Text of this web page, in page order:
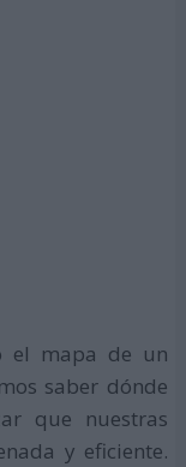
el mapa de un
saber dónde
que nuestras
y eficiente.